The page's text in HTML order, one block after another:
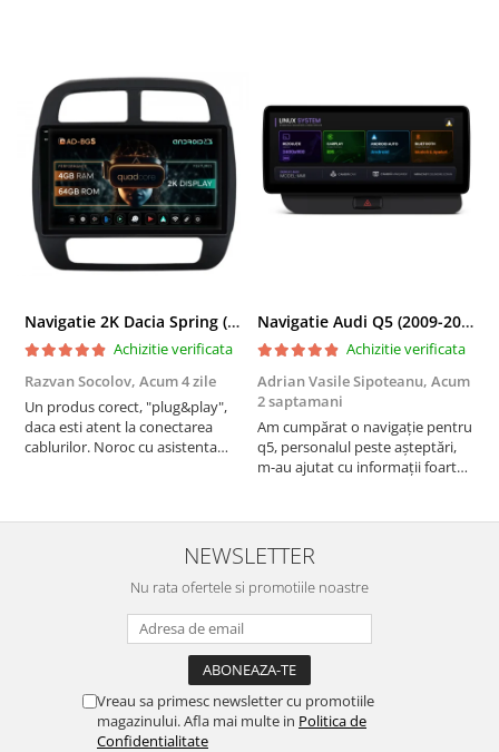
Navigatie 2K Dacia Spring (2021- Prezent), Android, S-Quadcore / 4GB RAM + 64GB ROM, 9.5 Inch - AD-BGS90042K+AD-BGRKIT366V4s
Achizitie verificata
Razvan Socolov, Acum 4 zile
Un produs corect, "plug&play",
daca esti atent la conectarea
cablurilor. Noroc cu asistenta
atras atentia ca nu era conectat
cablul de video de la camera
Navigatie Audi Q5 (2009-2017), Linux OS & OEM, MMI 3G, CarPlay & Android Auto Wireless, MirrorLink, Camera AHD, 12.3 Inch - AD-BGAALNXH+AD-BGRKITQ5002
Achizitie verificata
Adrian Vasile Sipoteanu, Acum
2 saptamani
Am cumpărat o navigație pentru
q5, personalul peste așteptări,
m-au ajutat cu informații foarte
serviabili, livrare rapidă, suport
tehnic, totul impecabil, o să revin
la ei și pentru vi...
NEWSLETTER
Nu rata ofertele si promotiile noastre
Vreau sa primesc newsletter cu promotiile
magazinului. Afla mai multe in Politica de
Confidentialitate